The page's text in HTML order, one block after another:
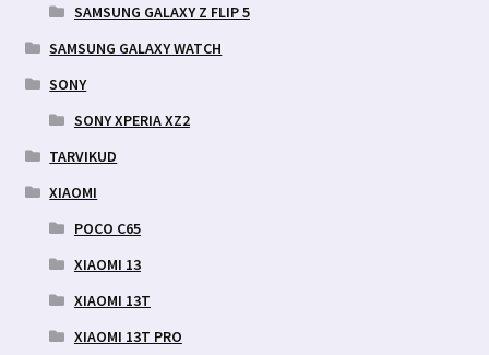
SAMSUNG GALAXY Z FLIP 5
SAMSUNG GALAXY WATCH
SONY
SONY XPERIA XZ2
TARVIKUD
XIAOMI
POCO C65
XIAOMI 13
XIAOMI 13T
XIAOMI 13T PRO